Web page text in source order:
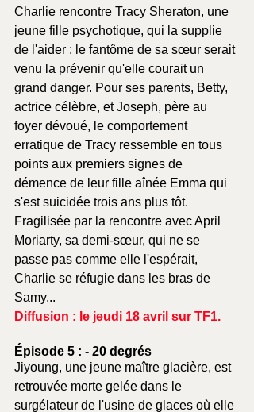
Charlie rencontre Tracy Sheraton, une
jeune fille psychotique, qui la supplie
de l'aider : le fantôme de sa sœur serait
venu la prévenir qu'elle courait un
grand danger. Pour ses parents, Betty,
actrice célèbre, et Joseph, père au
foyer dévoué, le comportement
erratique de Tracy ressemble en tous
points aux premiers signes de
démence de leur fille aînée Emma qui
s'est suicidée trois ans plus tôt.
Fragilisée par la rencontre avec April
Moriarty, sa demi-sœur, qui ne se
passe pas comme elle l'espérait,
Charlie se réfugie dans les bras de
Samy...
Diffusion : le jeudi 18 avril sur TF1.
Épisode 5 : - 20 degrés
Jiyoung, une jeune maître glacière, est
retrouvée morte gelée dans le
surgélateur de l'usine de glaces où elle